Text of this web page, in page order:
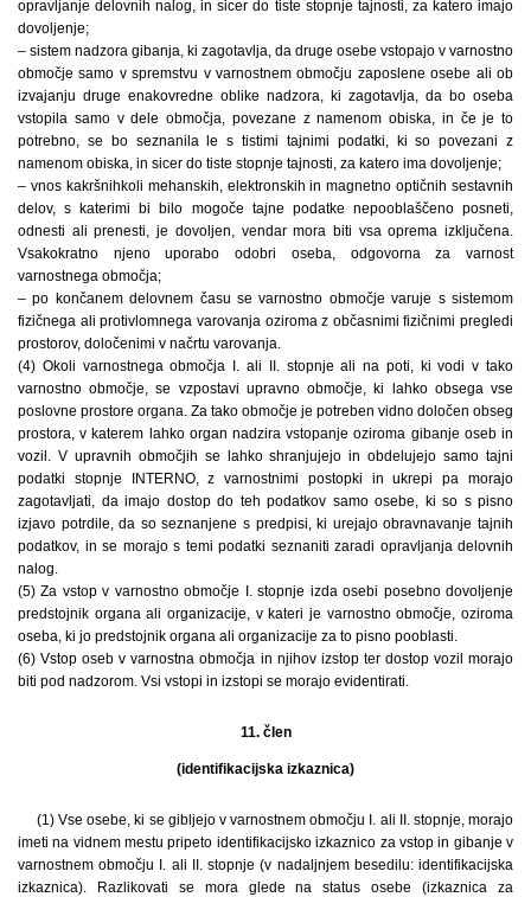
opravljanje delovnih nalog, in sicer do tiste stopnje tajnosti, za katero imajo
dovoljenje;
– sistem nadzora gibanja, ki zagotavlja, da druge osebe vstopajo v varnostno
območje samo v spremstvu v varnostnem območju zaposlene osebe ali ob
izvajanju druge enakovredne oblike nadzora, ki zagotavlja, da bo oseba
vstopila samo v dele območja, povezane z namenom obiska, in če je to
potrebno, se bo seznanila le s tistimi tajnimi podatki, ki so povezani z
namenom obiska, in sicer do tiste stopnje tajnosti, za katero ima dovoljenje;
– vnos kakršnihkoli mehanskih, elektronskih in magnetno optičnih sestavnih
delov, s katerimi bi bilo mogoče tajne podatke nepooblaščeno posneti,
odnesti ali prenesti, je dovoljen, vendar mora biti vsa oprema izključena.
Vsakokratno njeno uporabo odobri oseba, odgovorna za varnost
varnostnega območja;
– po končanem delovnem času se varnostno območje varuje s sistemom
fizičnega ali protivlomnega varovanja oziroma z občasnimi fizičnimi pregledi
prostorov, določenimi v načrtu varovanja.
(4) Okoli varnostnega območja I. ali II. stopnje ali na poti, ki vodi v tako
varnostno območje, se vzpostavi upravno območje, ki lahko obsega vse
poslovne prostore organa. Za tako območje je potreben vidno določen obseg
prostora, v katerem lahko organ nadzira vstopanje oziroma gibanje oseb in
vozil. V upravnih območjih se lahko shranjujejo in obdelujejo samo tajni
podatki stopnje INTERNO, z varnostnimi postopki in ukrepi pa morajo
zagotavljati, da imajo dostop do teh podatkov samo osebe, ki so s pisno
izjavo potrdile, da so seznanjene s predpisi, ki urejajo obravnavanje tajnih
podatkov, in se morajo s temi podatki seznaniti zaradi opravljanja delovnih
nalog.
(5) Za vstop v varnostno območje I. stopnje izda osebi posebno dovoljenje
predstojnik organa ali organizacije, v kateri je varnostno območje, oziroma
oseba, ki jo predstojnik organa ali organizacije za to pisno pooblasti.
(6) Vstop oseb v varnostna območja in njihov izstop ter dostop vozil morajo
biti pod nadzorom. Vsi vstopi in izstopi se morajo evidentirati.
11. člen
(identifikacijska izkaznica)
(1) Vse osebe, ki se gibljejo v varnostnem območju I. ali II. stopnje, morajo
imeti na vidnem mestu pripeto identifikacijsko izkaznico za vstop in gibanje v
varnostnem območju I. ali II. stopnje (v nadaljnjem besedilu: identifikacijska
izkaznica). Razlikovati se mora glede na status osebe (izkaznica za